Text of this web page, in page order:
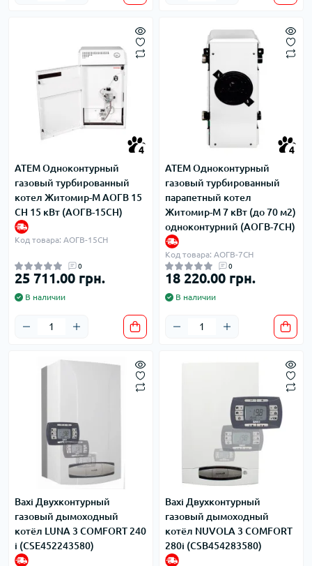
4
ATEM Одноконтурный
газовый турбированный
котел Житомир-М АОГВ 15
СН 15 кВт (АОГВ-15СН)
Код товара: АОГВ-15СН
0
25 711.00 грн.
В наличии
4
ATEM Одноконтурный
газовый турбированный
парапетный котел
Житомир-М 7 кВт (до 70 м2)
одноконтурний (АОГВ-7СН)
Код товара: АОГВ-7СН
0
18 220.00 грн.
В наличии
Baxi Двухконтурный
газовый дымоходный
котёл LUNA 3 COMFORT 240
i (CSE452243580)
Baxi Двухконтурный
газовый дымоходный
котёл NUVOLA 3 COMFORT
280i (CSB454283580)